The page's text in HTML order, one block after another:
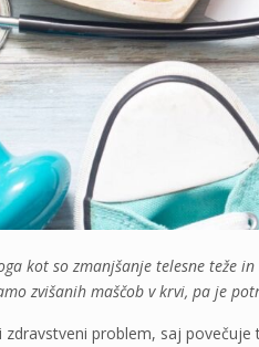
kot so zmanjšanje telesne teže
zvišanih maščob v krvi, pa je
problem, saj